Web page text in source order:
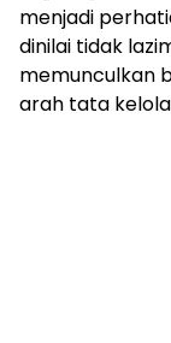
menjadi
dinilai tidak
memunculkan
arah tata